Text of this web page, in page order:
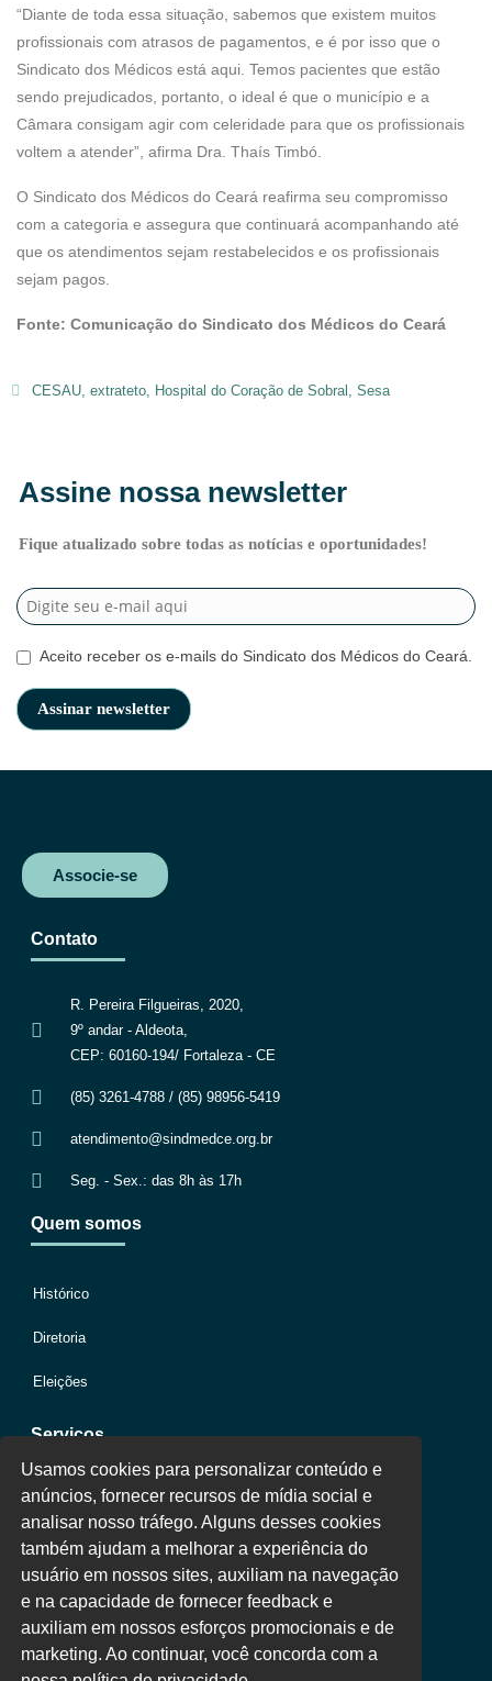
“Diante de toda essa situação, sabemos que existem muitos
profissionais com atrasos de pagamentos, e é por isso que o
Sindicato dos Médicos está aqui. Temos pacientes que estão
sendo prejudicados, portanto, o ideal é que o município e a
Câmara consigam agir com celeridade para que os profissionais
voltem a atender”, afirma Dra. Thaís Timbó.
O Sindicato dos Médicos do Ceará reafirma seu compromisso
com a categoria e assegura que continuará acompanhando até
que os atendimentos sejam restabelecidos e os profissionais
sejam pagos.
Fonte: Comunicação do Sindicato dos Médicos do Ceará
CESAU, extrateto, Hospital do Coração de Sobral , Sesa
Assine nossa newsletter
Fique atualizado sobre todas as notícias e oportunidades!
Aceito receber os e-mails do Sindicato dos Médicos do Ceará.
Associe-se
Contato
R. Pereira Filgueiras, 2020,
9º andar - Aldeota,
CEP: 60160-194/ Fortaleza - CE
(85) 3261-4788 / (85) 98956-5419
atendimento@sindmedce.org.br
Seg. - Sex.: das 8h às 17h
Quem somos
Histórico
Diretoria
Eleições
Serviços
Jurídico
Oportunidades
Clube de Vantagens
Área Colaborador
Usamos cookies para personalizar conteúdo e
anúncios, fornecer recursos de mídia social e
analisar nosso tráfego. Alguns desses cookies
também ajudam a melhorar a experiência do
usuário em nossos sites, auxiliam na navegação
e na capacidade de fornecer feedback e
auxiliam em nossos esforços promocionais e de
marketing. Ao continuar, você concorda com a